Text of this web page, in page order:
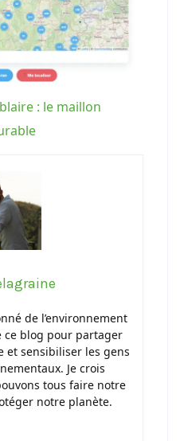
: le maillon
de l’environnement
ce blog pour partager
et sensibiliser les gens
Je crois
tous faire notre
notre planète.